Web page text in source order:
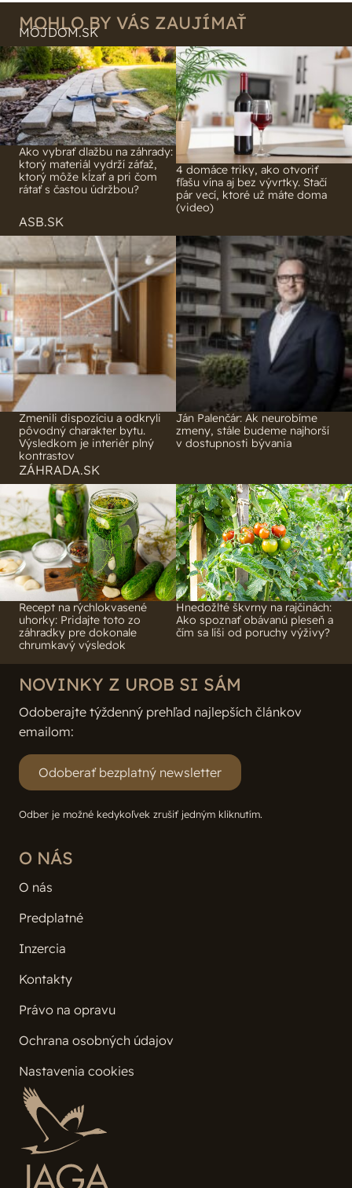
MOHLO BY VÁS ZAUJÍMAŤ
MÔJDOM.SK
Ako vybrať dlažbu na záhrady:
ktorý materiál vydrží záťaž,
ktorý môže kĺzať a pri čom
rátať s častou údržbou?
4 domáce triky, ako otvoriť
fľašu vína aj bez vývrtky. Stačí
pár vecí, ktoré už máte doma
(video)
ASB.SK
Zmenili dispozíciu a odkryli
pôvodný charakter bytu.
Výsledkom je interiér plný
kontrastov
Ján Palenčár: Ak neurobíme
zmeny, stále budeme najhorší
v dostupnosti bývania
ZÁHRADA.SK
Recept na rýchlokvasené
uhorky: Pridajte toto zo
záhradky pre dokonale
chrumkavý výsledok
Hnedožlté škvrny na rajčinách:
Ako spoznať obávanú pleseň a
čím sa líši od poruchy výživy?
O NÁS
O nás
Predplatné
Inzercia
Kontakty
Právo na opravu
Ochrana osobných údajov
Nastavenia cookies
NOVINKY Z UROB SI SÁM
Odoberajte týždenný prehľad najlepších článkov
emailom:
Odoberať bezplatný newsletter
Odber je možné kedykoľvek zrušiť jedným kliknutím.